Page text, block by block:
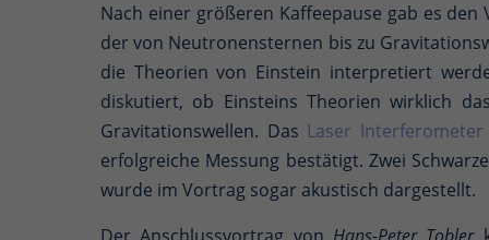
Nach einer größeren Kaffeepause gab es
der von Neutronensternen bis zu
die Theorien von Einstein interpretiert
diskutiert, ob Einsteins Theorien wirklich
Gravitationswellen. Das Laser
erfolgreiche Messung bestätigt. Zwei
wurde im Vortrag sogar akustisch dargestellt.